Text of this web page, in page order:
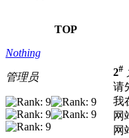
TOP
Nothing
管理员 2#
请
我
网
网